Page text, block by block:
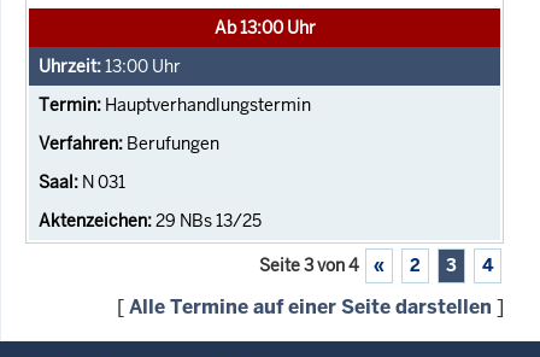
Ab 13:00 Uhr
13:00 Uhr
Hauptverhandlungstermin
Berufungen
N 031
29 NBs 13/25
Seite 3 von 4 « 2 3 4
[Alle Termine auf einer Seite darstellen ]